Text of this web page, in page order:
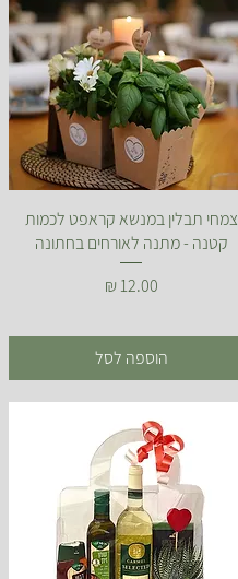
תצוגה מהירה
צמחי תבלין במנשא קראפט לכמות
קטנה - מתנה לאורחים בחתונה
מחיר
הוספה לסל